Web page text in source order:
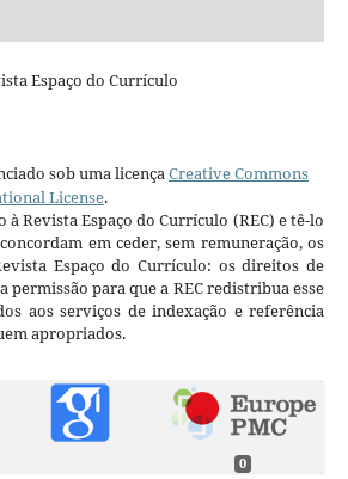
Espaço do Currículo
sob uma licença Creative Commons
License.
Revista Espaço do Currículo (REC) e tê-lo
em ceder, sem remuneração, os
Espaço do Currículo: os direitos de
permissão para que a REC redistribua esse
aos serviços de indexação e referência
apropriados.
0